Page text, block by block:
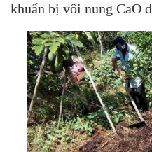
khuẩn bị vôi nung CaO